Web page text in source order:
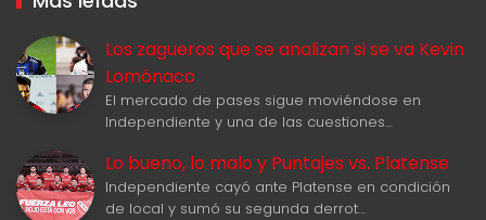
Los zagueros que se analizan si se va Kevin
Lomónaco
El mercado de pases sigue moviéndose en
Independiente y una de las cuestiones…
Lo bueno, lo malo y Puntajes vs. Platense
Independiente cayó ante Platense en condición
de local y sumó su segunda derrot…